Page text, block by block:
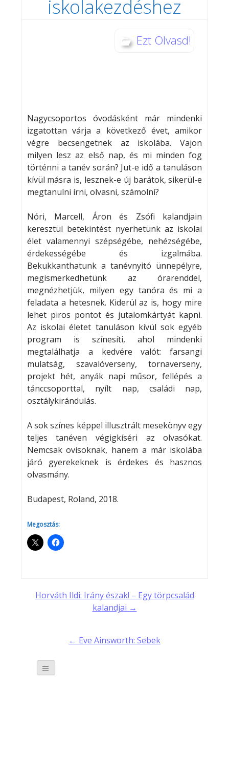
iskolakezdéshez
Ezt Olvasd!
Nagycsoportos óvodásként már mindenki
izgatottan várja a következő évet, amikor
végre becsengetnek az iskolába. Vajon
milyen lesz az első nap, és mi minden fog
történni a tanév során? Jut-e idő a tanuláson
kívül másra is, lesznek-e új barátok, sikerül-e
megtanulni írni, olvasni, számolni?
Nóri, Marcell, Áron és Zsófi kalandjain
keresztül betekintést nyerhetünk az iskolai
élet valamennyi szépségébe, nehézségébe,
érdekességébe és izgalmába.
Bekukkanthatunk a tanévnyitó ünnepélyre,
megismerkedhetünk az órarenddel,
megnézhetjük, milyen egy tanóra és mi a
feladata a hetesnek. Kiderül az is, hogy mire
lehet piros pontot és jutalomkártyát kapni.
Az iskolai életet tanuláson kívül sok egyéb
program is színesíti, ahol mindenki
megtalálhatja a kedvére valót: farsangi
mulatság, szavalóverseny, tornaverseny,
projekt hét, anyák napi műsor, fellépés a
tánccsoporttal, nyílt nap, családi nap,
osztálykirándulás.
A sok színes képpel illusztrált mesekönyv egy
teljes tanéven végigkíséri az olvasókat.
Nemcsak ovisoknak, hanem a már iskolába
járó gyerekeknek is érdekes és hasznos
olvasmány.
Budapest, Roland, 2018.
Megosztás:
Post
Horváth Ildi: Irány észak! – Egy törpcsalád
kalandjai →
← Eve Ainsworth: Sebek